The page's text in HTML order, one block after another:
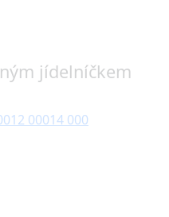
jídelníčkem
12 00014 000